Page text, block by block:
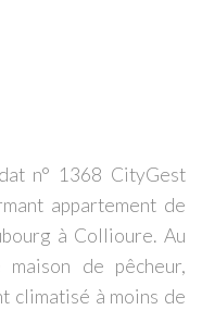
n° 1368 CityGest
appartement de
à Collioure. Au
de pêcheur,
climatisé à moins de